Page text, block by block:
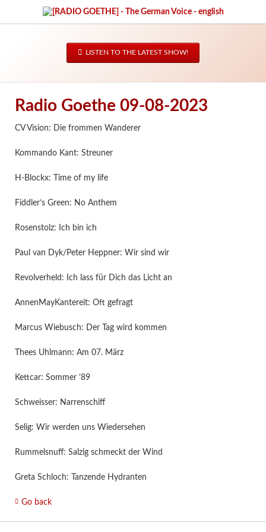
LISTEN TO THE LATEST SHOW!
Radio Goethe 09-08-2023
CV Vision: Die frommen Wanderer
Kommando Kant: Streuner
H-Blockx: Time of my life
Fiddler’s Green: No Anthem
Rosenstolz: Ich bin ich
Paul van Dyk/Peter Heppner: Wir sind wir
Revolverheld: Ich lass für Dich das Licht an
AnnenMayKantereit: Oft gefragt
Marcus Wiebusch: Der Tag wird kommen
Thees Uhlmann: Am 07. März
Kettcar: Sommer ’89
Schweisser: Narrenschiff
Selig: Wir werden uns Wiedersehen
Rummelsnuff: Salzig schmeckt der Wind
Greta Schloch: Tanzende Hydranten
Go back